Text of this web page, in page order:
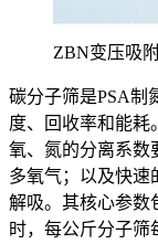
ZBN变压吸
碳分子筛是PSA制
度、回收率和能耗
氧、氮的分离系数
多氧气；以及快速
解吸。其核心参数
时，每公斤分子筛